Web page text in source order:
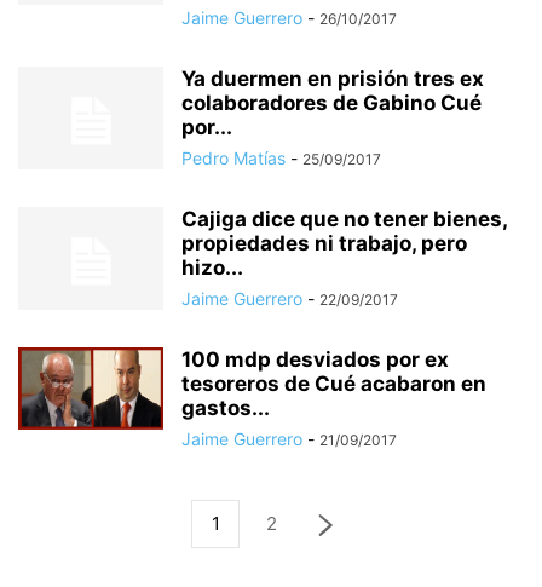
Jaime Guerrero - 26/10/2017
Ya duermen en prisión tres ex
colaboradores de Gabino Cué
por...
Pedro Matías - 25/09/2017
Cajiga dice que no tener bienes,
propiedades ni trabajo, pero
hizo...
Jaime Guerrero - 22/09/2017
100 mdp desviados por ex
tesoreros de Cué acabaron en
gastos...
Jaime Guerrero - 21/09/2017
1 2